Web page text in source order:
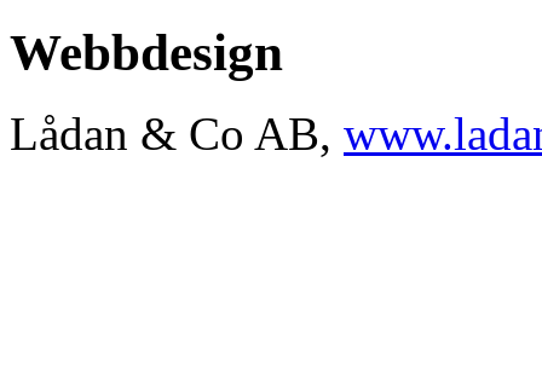
Webbdesign
Lådan & Co AB,